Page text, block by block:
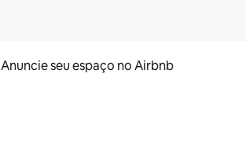
Anuncie seu espaço no Airbnb